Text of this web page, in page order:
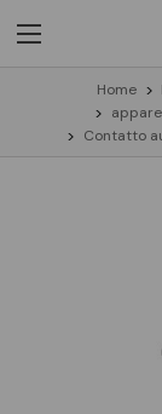
Home
Contatto